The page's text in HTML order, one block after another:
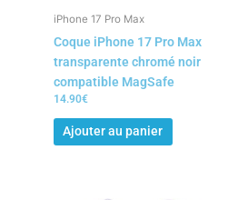
iPhone 17 Pro Max
Coque iPhone 17 Pro Max
transparente chromé noir
compatible MagSafe
14.90€
Ajouter au panier